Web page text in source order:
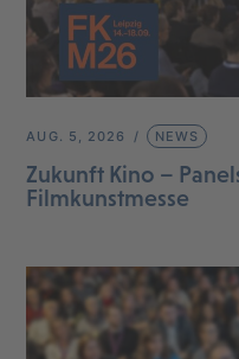
AUG. 5, 2026 NEWS
Zukunft Kino –
Filmkunstmesse